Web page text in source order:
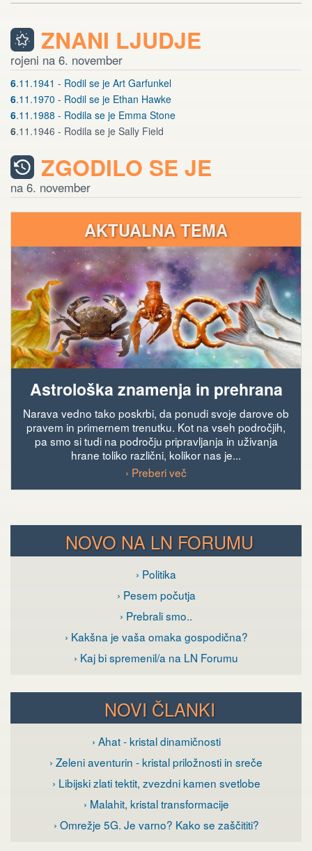
ZNANI LJUDJE
rojeni na 6. november
6.11.1941 - Rodil se je Art Garfunkel
6.11.1970 - Rodil se je Ethan Hawke
6.11.1988 - Rodila se je Emma Stone
6.11.1946 - Rodila se je Sally Field
ZGODILO SE JE
na 6. november
AKTUALNA TEMA
Astrološka znamenja in prehrana
Narava vedno tako poskrbi, da ponudi svoje darove ob
pravem in primernem trenutku. Kot na vseh področjih,
pa smo si tudi na področju pripravljanja in uživanja
hrane toliko različni, kolikor nas je...
› Preberi več
NOVO NA LN FORUMU
› Politika
› Pesem počutja
› Prebrali smo..
› Kakšna je vaša omaka gospodična?
› Kaj bi spremenil/a na LN Forumu
NOVI ČLANKI
› Ahat - kristal dinamičnosti
› Zeleni aventurin - kristal priložnosti in sreče
› Libijski zlati tektit, zvezdni kamen svetlobe
› Malahit, kristal transformacije
› Omrežje 5G. Je varno? Kako se zaščititi?